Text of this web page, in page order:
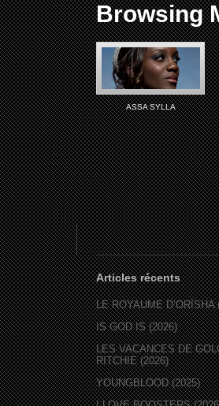
Browsing
ASSA SYLLA
Articles récents
LE ROYAUME D’ORÏSHA
IS GOD IS (2026)
LES VACANCES DE
RITCHIE (2026)
YOUNGBLOOD (2025)